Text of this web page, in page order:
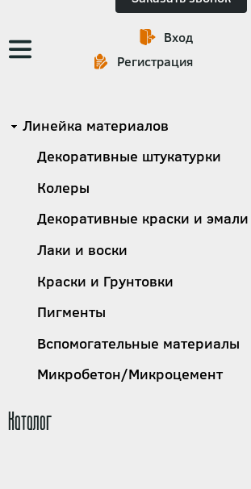
Основная
навигация
Вход
Регистрация
Каталог
Категории
Линейка материалов
Декоративные штукатурки
Колеры
Декоративные краски и эмали
Лаки и воски
Краски и Грунтовки
Пигменты
Вспомогательные материалы
Микробетон/Микроцемент